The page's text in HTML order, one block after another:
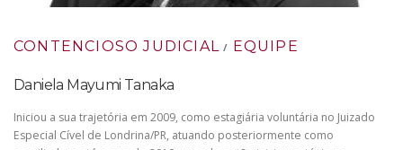
CONTENCIOSO JUDICIAL / EQUIPE
Daniela Mayumi Tanaka
Iniciou a sua trajetória em 2009, como estagiária voluntária no Juizado
Especial Cível de Londrina/PR, atuando posteriormente como